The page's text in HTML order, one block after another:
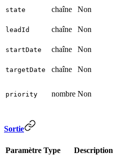
state chaîne Non
leadId chaîne Non
startDate chaîne Non
targetDate chaîne Non
priority nombre Non
Sortie
Paramètre Type Description